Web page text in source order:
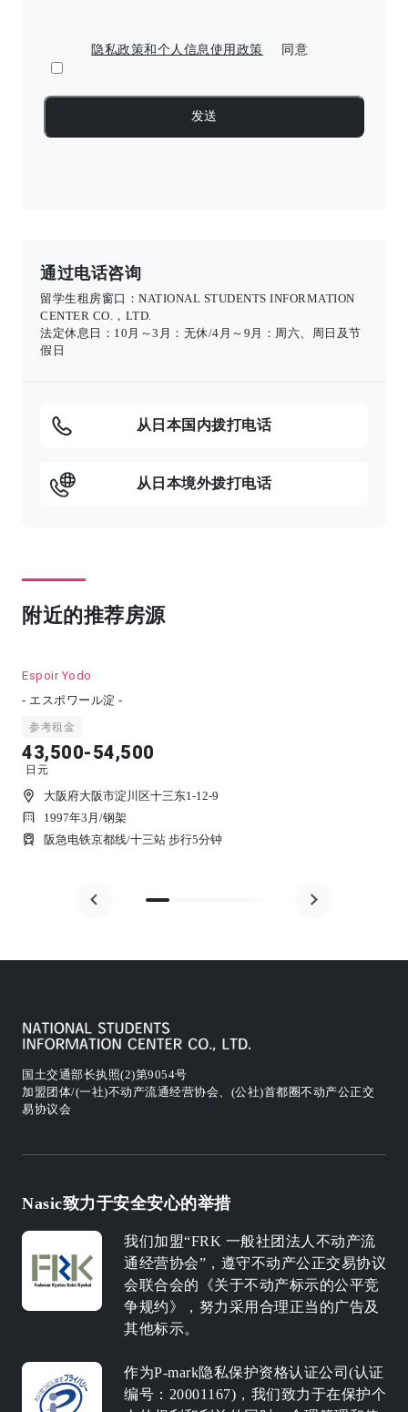
隐私政策和个人信息使用政策 同意
通过电话咨询
留学生租房窗口：NATIONAL STUDENTS INFORMATION
CENTER CO.，LTD.
法定休息日：10月～3月：无休/4月～9月：周六、周日及节
假日
从日本国内拨打电话
从日本境外拨打电话
附近的推荐房源
Espoir Yodo
- エスポワール淀 -
参考租金
43,500-54,500
日元
大阪府大阪市淀川区十三东1-12-9
1997年3月 /钢架
阪急电铁京都线/十三站 步行5分钟
国土交通部长执照(2)第9054号
加盟团体/(一社)不动产流通经营协会、(公社)首都圈不动产公正交
易协议会
Nasic致力于安全安心的举措
我们加盟“FRK 一般社团法人不动产流
通经营协会”，遵守不动产公正交易协议
会联合会的《关于不动产标示的公平竞
争规约》，努力采用合理正当的广告及
其他标示。
作为P-mark隐私保护资格认证公司(认证
编号：20001167)，我们致力于在保护个